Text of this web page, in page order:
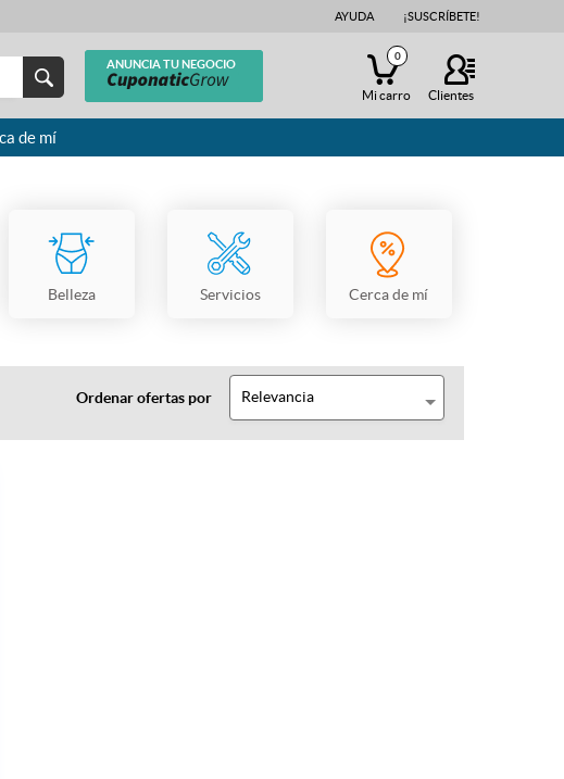
AYUDA ¡SUSCRÍBETE!
ANUNCIA TU NEGOCIO
Clientes
0
Mi carro
de mí
Belleza Servicios Cerca de mí
Ordenar ofertas por Relevancia